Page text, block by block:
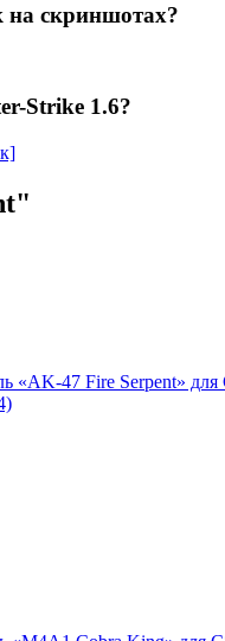
на скриншотах?
Strike 1.6?